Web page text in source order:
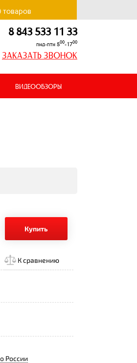
товаров
8 843 533 11 33
пнд-птн 800-1700
ЗАКАЗАТЬ ЗВОНОК
ВИДЕООБЗОРЫ
Купить
К сравнению
России